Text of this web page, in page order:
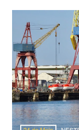
inundação indireta,
inundariam as pias
proximidade em
Castro de
de Carreço, sem
Ferro existentes na
deduzir a relação
exploravam....